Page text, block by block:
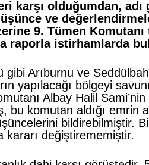
karşı olduğumdan, adı
ve
9. Tümen Komutanı
raporla istirhamlarda
gibi Arıburnu ve
yapılacağı bölgeyi
Albay Halil
bu komutan aldığı emrin
bildirebilmiştir.
kararı değiştirememiştir.